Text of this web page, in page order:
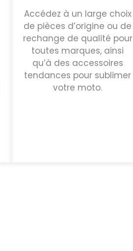
Accédez à un large choix
de pièces d’origine ou de
rechange de qualité pour
toutes marques, ainsi
qu’à des accessoires
tendances pour sublimer
votre moto.